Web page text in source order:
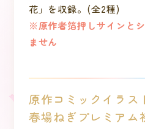
花」を収録。(全2種)
※原作者箔押しサインと
ません
原作コミックイラス
春場ねぎプレミアム